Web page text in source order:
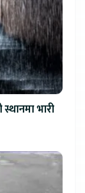
भारी